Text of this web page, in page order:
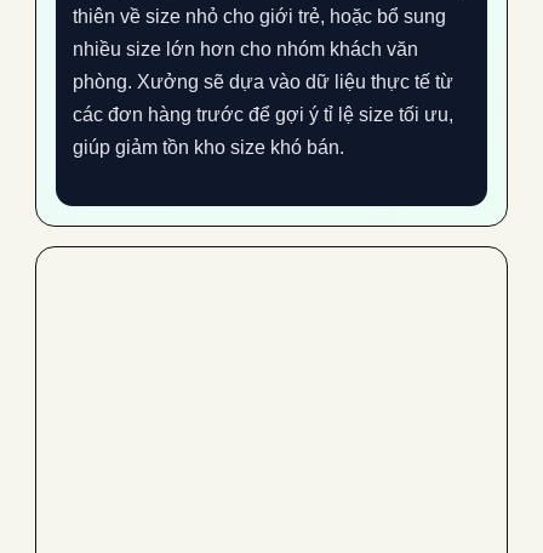
thiên về size nhỏ cho giới trẻ, hoặc bổ sung
nhiều size lớn hơn cho nhóm khách văn
phòng. Xưởng sẽ dựa vào dữ liệu thực tế từ
các đơn hàng trước để gợi ý tỉ lệ size tối ưu,
giúp giảm tồn kho size khó bán.